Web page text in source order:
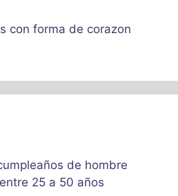
con forma de corazon
de hombre
25 a 50 años